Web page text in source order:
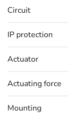
Circuit
IP protection
Actuator
Actuating force
Mounting